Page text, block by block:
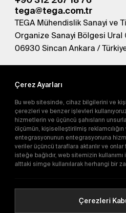
tega@tega.com.tr
TEGA Mühendislik Sanayi ve
Organize Sanayi Bölgesi Ural
06930 Sincan Ankara /
abone olun.
Abone olarakGizlilik
olursunuz.
E-
Çerez Ayarları
Bu web sitesinde, cihaz bilgilerini ve
çerezleri ve benzer işlevleri
hizmetlerin ve üçüncü şahısların
ölçümün, kişiselleştirilmiş
entegrasyonunun entegrasyonuna
veriler üçüncü taraflara aktarılır ve onlar
isteğe bağlıdır, web sitemizin
alttaki simge kullanılarak herhangi bir
Çerezleri